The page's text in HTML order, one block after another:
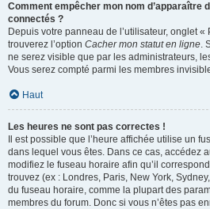
Comment empêcher mon nom d’apparaître
connectés ?
Depuis votre panneau de l’utilisateur, onglet
trouverez l’option Cacher mon statut en ligne.
ne serez visible que par les administrateurs,
Vous serez compté parmi les membres
Haut
Les heures ne sont pas correctes !
Il est possible que l’heure affichée utilise un
dans lequel vous êtes. Dans ce cas, accédez
modifiez le fuseau horaire afin qu’il
trouvez (ex : Londres, Paris, New York,
du fuseau horaire, comme la plupart des
membres du forum. Donc si vous n’êtes pas